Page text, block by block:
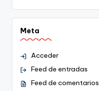
Meta
Acceder
Feed de entradas
Feed de comentarios